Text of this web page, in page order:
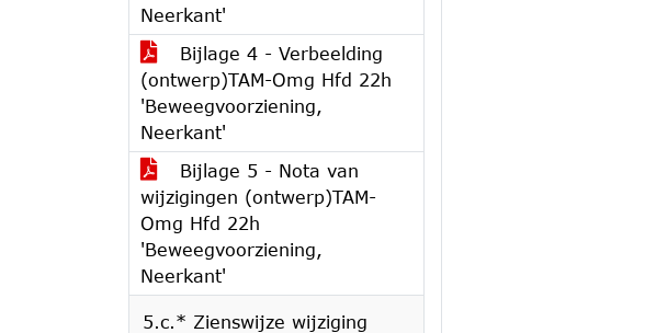
Neerkant'
Bijlage 4 - Verbeelding
(ontwerp)TAM-Omg Hfd 22h
'Beweegvoorziening,
Neerkant'
Bijlage 5 - Nota van
wijzigingen (ontwerp)TAM-
Omg Hfd 22h
'Beweegvoorziening,
Neerkant'
5.c.* Zienswijze wijziging